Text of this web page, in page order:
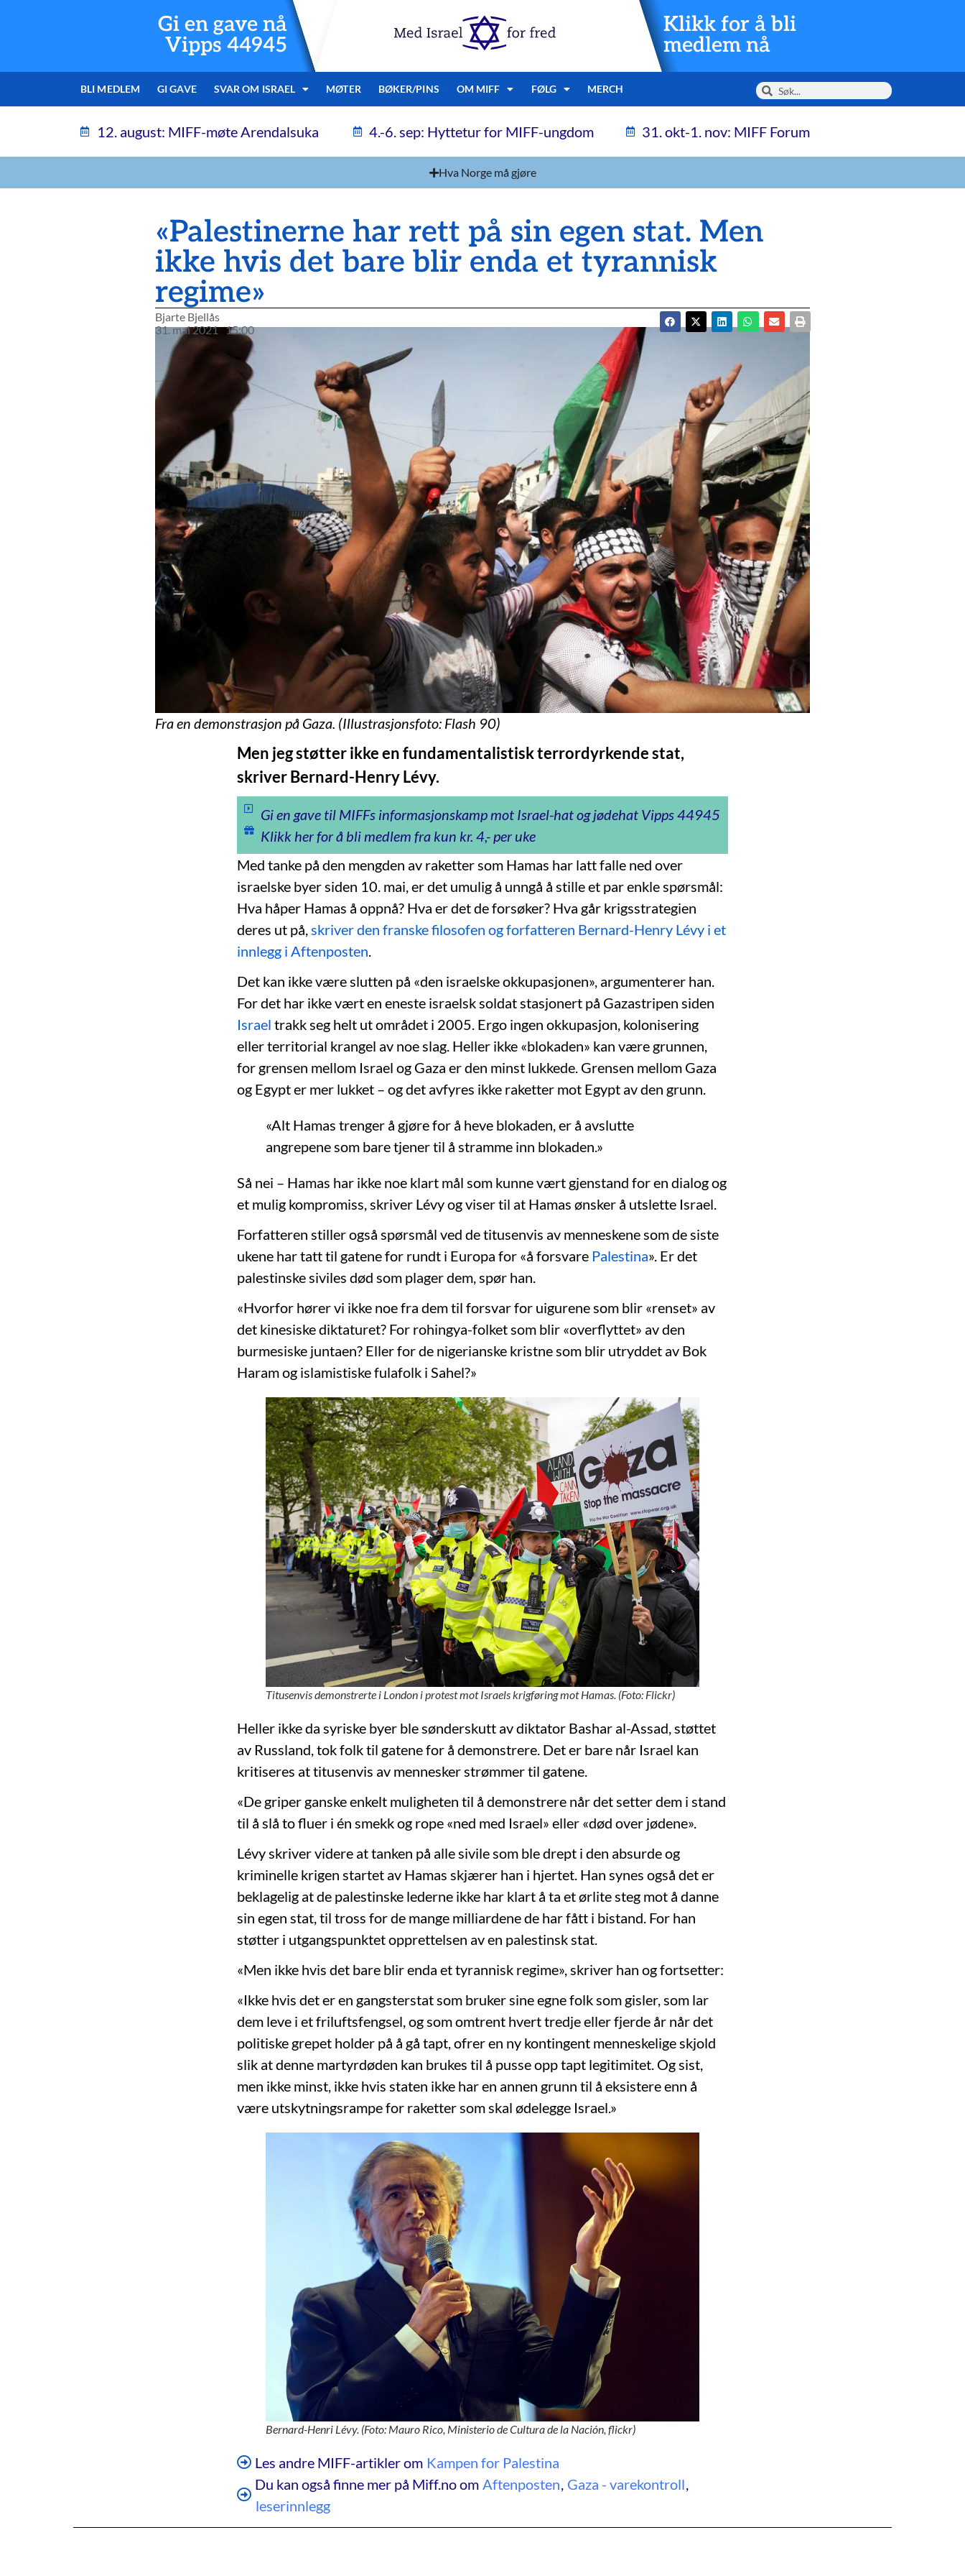
Gi en gave nå
Vipps 44945
Klikk for å bli
medlem nå
BLI MEDLEM GI GAVE SVAR OM ISRAEL MØTER BØKER/PINS OM MIFF FØLG MERCH
12. august: MIFF-møte Arendalsuka 4.-6. sep: Hyttetur for MIFF-ungdom 31. okt-1. nov: MIFF Forum
Hva Norge må gjøre
«Palestinerne har rett på sin egen stat. Men
ikke hvis det bare blir enda et tyrannisk
regime»
Bjarte Bjellås
31. mai 2021 15:00
Fra en demonstrasjon på Gaza. (Illustrasjonsfoto: Flash 90)
Men jeg støtter ikke en fundamentalistisk terrordyrkende stat,
skriver Bernard-Henry Lévy.
Gi en gave til MIFFs informasjonskamp mot Israel-hat og jødehat Vipps 44945
Klikk her for å bli medlem fra kun kr. 4,- per uke
Med tanke på den mengden av raketter som Hamas har latt falle ned over
israelske byer siden 10. mai, er det umulig å unngå å stille et par enkle spørsmål:
Hva håper Hamas å oppnå? Hva er det de forsøker? Hva går krigsstrategien
deres ut på,skriver den franske filosofen og forfatteren Bernard-Henry Lévy i et
innlegg i Aftenposten.
Det kan ikke være slutten på «den israelske okkupasjonen», argumenterer han.
For det har ikke vært en eneste israelsk soldat stasjonert på Gazastripen siden
Israel trakk seg helt ut området i 2005. Ergo ingen okkupasjon, kolonisering
eller territorial krangel av noe slag. Heller ikke «blokaden» kan være grunnen,
for grensen mellom Israel og Gaza er den minst lukkede. Grensen mellom Gaza
og Egypt er mer lukket – og det avfyres ikke raketter mot Egypt av den grunn.
«Alt Hamas trenger å gjøre for å heve blokaden, er å avslutte
angrepene som bare tjener til å stramme inn blokaden.»
Så nei – Hamas har ikke noe klart mål som kunne vært gjenstand for en dialog og
et mulig kompromiss, skriver Lévy og viser til at Hamas ønsker å utslette Israel.
Forfatteren stiller også spørsmål ved de titusenvis av menneskene som de siste
ukene har tatt til gatene for rundt i Europa for «å forsvare Palestina». Er det
palestinske siviles død som plager dem, spør han.
«Hvorfor hører vi ikke noe fra dem til forsvar for uigurene som blir «renset» av
det kinesiske diktaturet? For rohingya-folket som blir «overflyttet» av den
burmesiske juntaen? Eller for de nigerianske kristne som blir utryddet av Bok
Haram og islamistiske fulafolk i Sahel?»
Titusenvis demonstrerte i London i protest mot Israels krigføring mot Hamas. (Foto: Flickr)
Heller ikke da syriske byer ble sønderskutt av diktator Bashar al-Assad, støttet
av Russland, tok folk til gatene for å demonstrere. Det er bare når Israel kan
kritiseres at titusenvis av mennesker strømmer til gatene.
«De griper ganske enkelt muligheten til å demonstrere når det setter dem i stand
til å slå to fluer i én smekk og rope «ned med Israel» eller «død over jødene».
Lévy skriver videre at tanken på alle sivile som ble drept i den absurde og
kriminelle krigen startet av Hamas skjærer han i hjertet. Han synes også det er
beklagelig at de palestinske lederne ikke har klart å ta et ørlite steg mot å danne
sin egen stat, til tross for de mange milliardene de har fått i bistand. For han
støtter i utgangspunktet opprettelsen av en palestinsk stat.
«Men ikke hvis det bare blir enda et tyrannisk regime», skriver han og fortsetter:
«Ikke hvis det er en gangsterstat som bruker sine egne folk som gisler, som lar
dem leve i et friluftsfengsel, og som omtrent hvert tredje eller fjerde år når det
politiske grepet holder på å gå tapt, ofrer en ny kontingent menneskelige skjold
slik at denne martyrdøden kan brukes til å pusse opp tapt legitimitet. Og sist,
men ikke minst, ikke hvis staten ikke har en annen grunn til å eksistere enn å
være utskytningsrampe for raketter som skal ødelegge Israel.»
Bernard-Henri Lévy. (Foto: Mauro Rico, Ministerio de Cultura de la Nación, flickr)
Les andre MIFF-artikler om Kampen for Palestina
Du kan også finne mer på Miff.no om Aftenposten, Gaza - varekontroll,
leserinnlegg